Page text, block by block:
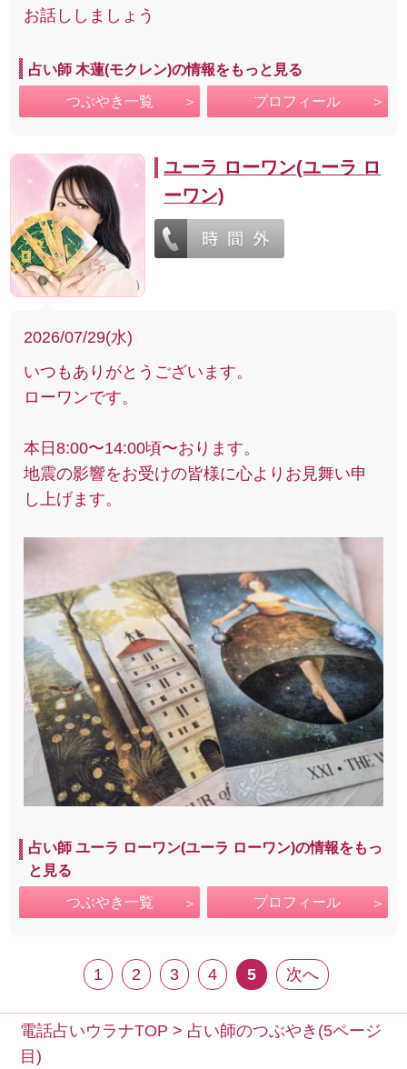
お話ししましょう
占い師 木蓮(モクレン)の情報をもっと見る
つぶやき一覧 プロフィール
ユーラ ローワン(ユーラ ロ
ーワン)
2026/07/29(水)
いつもありがとうございます。
ローワンです。
本日8:00〜14:00頃〜おります。
地震の影響をお受けの皆様に心よりお見舞い申
し上げます。
占い師 ユーラ ローワン(ユーラ ローワン)の情報をもっ
と見る
つぶやき一覧 プロフィール
1 2 3 4 5 次へ
電話占いウラナTOP > 占い師のつぶやき(5ページ
目)